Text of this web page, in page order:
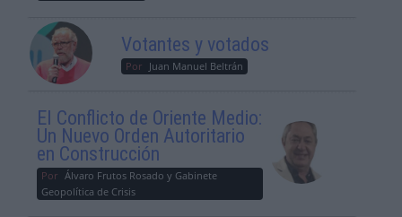
Votantes y votados
Por Juan Manuel Beltrán
El Conflicto de Oriente Medio:
Un Nuevo Orden Autoritario
en Construcción
Por Álvaro Frutos Rosado y Gabinete
Geopolítica de Crisis